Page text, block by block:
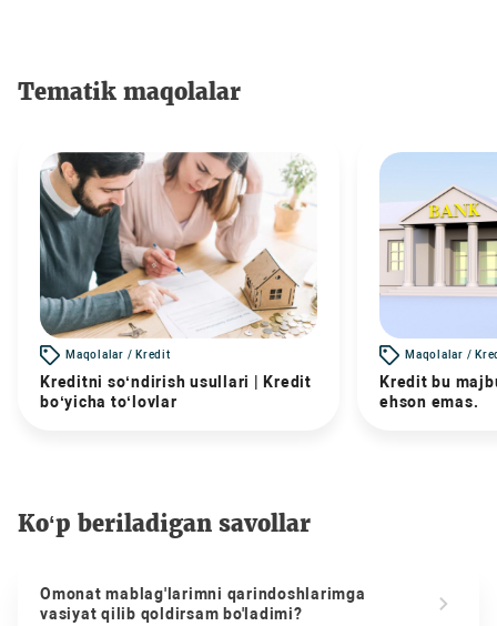
Tematik maqolalar
Maqolalar / Kredit
Kreditni so‘ndirish usullari | Kredit
bo‘yicha to‘lovlar
Maqolalar /
Kredit bu
ehson emas.
Ko‘p beriladigan savollar
Omonat mablag'larimni qarindoshlarimga
vasiyat qilib qoldirsam bo'ladimi?